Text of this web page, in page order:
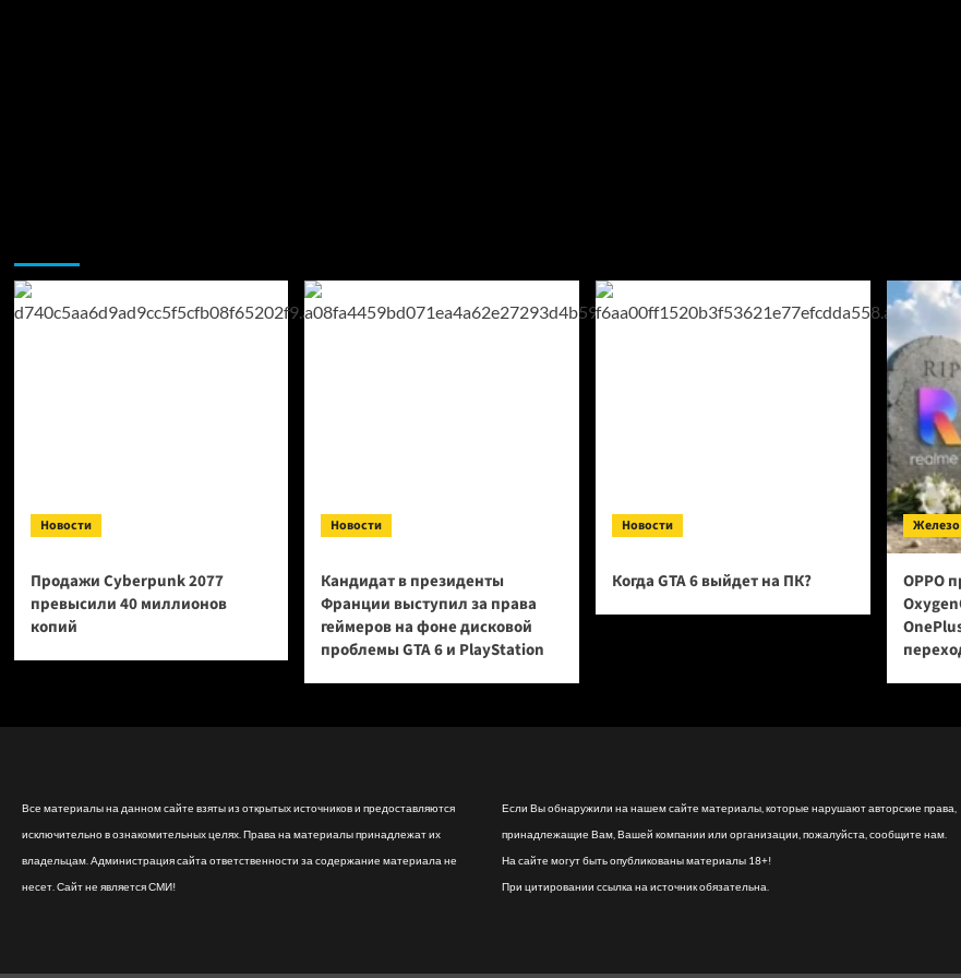
Новости
Продажи Cyberpunk 2077
превысили 40 миллионов
копий
Новости
Кандидат в президенты
Франции выступил за права
геймеров на фоне дисковой
проблемы GTA 6 и PlayStation
Новости
Когда GTA 6 выйдет на ПК?
Железо
OPPO
Все материалы на данном сайте взяты из открытых источников и предоставляются
исключительно в ознакомительных целях. Права на материалы принадлежат их
владельцам. Администрация сайта ответственности за содержание материала не
несет. Сайт не является СМИ!
Если Вы обнаружили на нашем сайте материалы, которые нарушают авторские права,
принадлежащие Вам, Вашей компании или организации, пожалуйста, сообщите нам.
На сайте могут быть опубликованы материалы 18+!
При цитировании ссылка на источник обязательна.